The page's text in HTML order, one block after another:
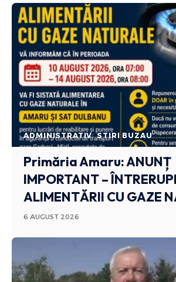
ADMINISTRATIV STIRI BUZAU
Primăria Amaru: ANUNȚ
IMPORTANT –
ALIMENTĂRII CU GAZE
6 AUGUST 2026